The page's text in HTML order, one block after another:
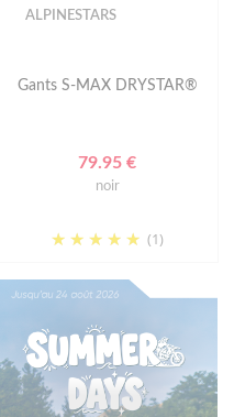
ALPINESTARS
Gants S-MAX DRYSTAR®
79.95 €
noir
(1)